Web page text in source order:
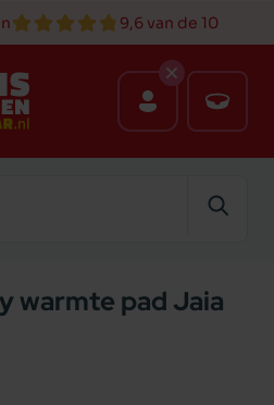
9,6 van de 10
warmte pad Jaia